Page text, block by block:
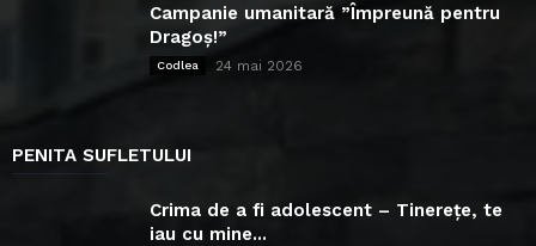
Campanie umanitară ”Împreună pentru
Dragoș!”
Codlea 24 mai 2026
PENITA SUFLETULUI
Crima de a fi adolescent – Tinerețe, te
iau cu mine...